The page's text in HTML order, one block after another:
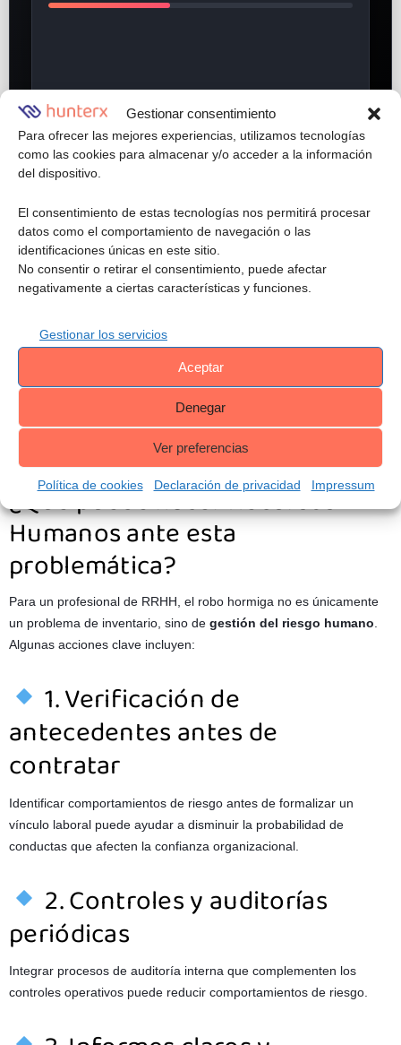
Gestionar consentimiento
Para ofrecer las mejores experiencias, utilizamos tecnologías
como las cookies para almacenar y/o acceder a la información
del dispositivo.
El consentimiento de estas tecnologías nos permitirá procesar
datos como el comportamiento de navegación o las
identificaciones únicas en este sitio.
No consentir o retirar el consentimiento, puede afectar
negativamente a ciertas características y funciones.
Gestionar los servicios
Aceptar
Denegar
Ver preferencias
Política de cookies Declaración de privacidad Impressum
Riesgo bajo LISTO
Esto indica que:
Los controles de prevención y verificación de
Las prácticas de supervisión deben reforzarse con datos
¿Qué puede hacer Recursos
Humanos ante esta
problemática?
Para un profesional de RRHH, el robo hormiga no es únicamente
un problema de inventario, sino de gestión del riesgo humano.
Algunas acciones clave incluyen:
1. Verificación de
antecedentes antes de
contratar
Identificar comportamientos de riesgo antes de formalizar un
vínculo laboral puede ayudar a disminuir la probabilidad de
conductas que afecten la confianza organizacional.
2. Controles y auditorías
periódicas
Integrar procesos de auditoría interna que complementen los
controles operativos puede reducir comportamientos de riesgo.